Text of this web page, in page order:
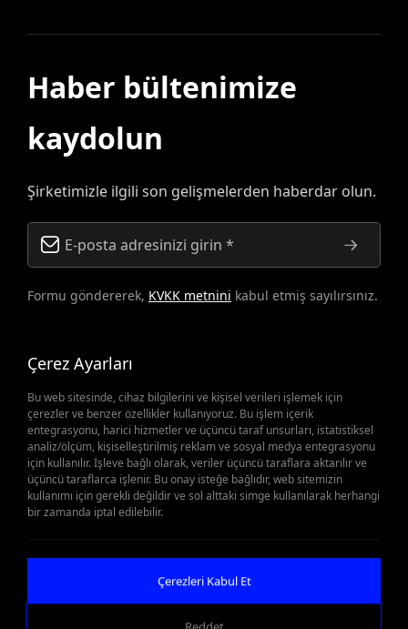
Haber bültenimize
kaydolun
Şirketimizle ilgili son gelişmelerden haberdar olun.
Formu göndererek, KVKK metnini kabul etmiş sayılırsınız.
Yedek Parçalar Önemli
Olduğunda
Çerez Ayarları
Bu web sitesinde, cihaz bilgilerini ve kişisel verileri işlemek için
çerezler ve benzer özellikler kullanıyoruz. Bu işlem içerik
entegrasyonu, harici hizmetler ve üçüncü taraf unsurları, istatistiksel
analiz/ölçüm, kişiselleştirilmiş reklam ve sosyal medya entegrasyonu
için kullanılır. İşleve bağlı olarak, veriler üçüncü taraflara aktarılır ve
üçüncü taraflarca işlenir. Bu onay isteğe bağlıdır, web sitemizin
kullanımı için gerekli değildir ve sol alttaki simge kullanılarak herhangi
bir zamanda iptal edilebilir.
Çerezleri Kabul Et